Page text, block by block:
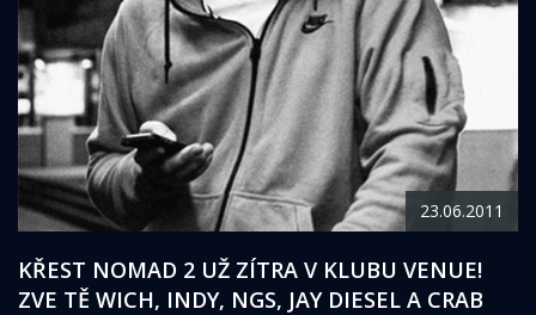
23.06.2011
KŘEST NOMAD 2 UŽ ZÍTRA V KLUBU VENUE!
ZVE TĚ WICH, INDY, NGS, JAY DIESEL A CRAB